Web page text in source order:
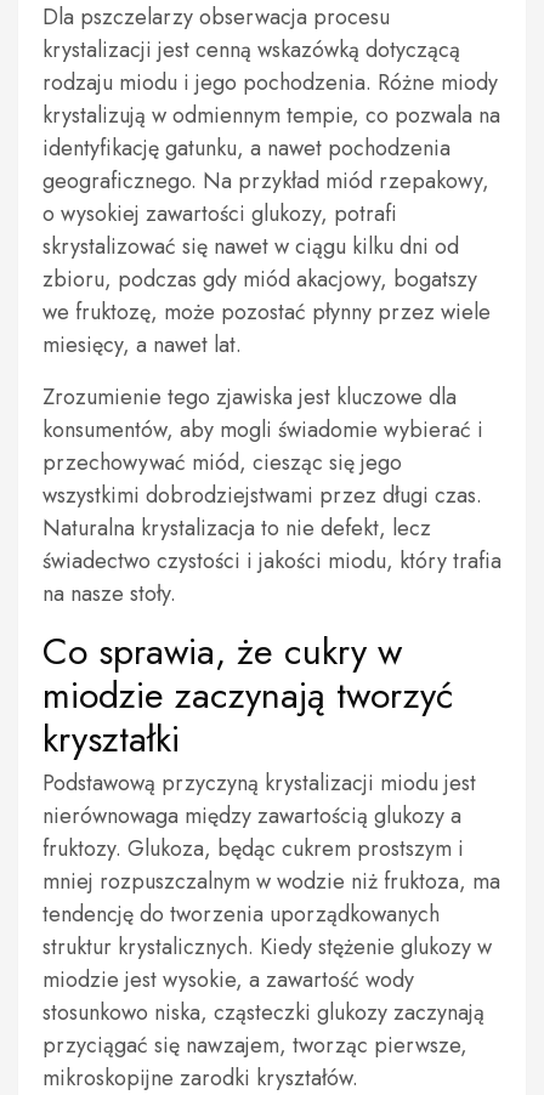
Dla pszczelarzy obserwacja procesu
krystalizacji jest cenną wskazówką dotyczącą
rodzaju miodu i jego pochodzenia. Różne miody
krystalizują w odmiennym tempie, co pozwala na
identyfikację gatunku, a nawet pochodzenia
geograficznego. Na przykład miód rzepakowy,
o wysokiej zawartości glukozy, potrafi
skrystalizować się nawet w ciągu kilku dni od
zbioru, podczas gdy miód akacjowy, bogatszy
we fruktozę, może pozostać płynny przez wiele
miesięcy, a nawet lat.
Zrozumienie tego zjawiska jest kluczowe dla
konsumentów, aby mogli świadomie wybierać i
przechowywać miód, ciesząc się jego
wszystkimi dobrodziejstwami przez długi czas.
Naturalna krystalizacja to nie defekt, lecz
świadectwo czystości i jakości miodu, który trafia
na nasze stoły.
Co sprawia, że cukry w
miodzie zaczynają tworzyć
kryształki
Podstawową przyczyną krystalizacji miodu jest
nierównowaga między zawartością glukozy a
fruktozy. Glukoza, będąc cukrem prostszym i
mniej rozpuszczalnym w wodzie niż fruktoza, ma
tendencję do tworzenia uporządkowanych
struktur krystalicznych. Kiedy stężenie glukozy w
miodzie jest wysokie, a zawartość wody
stosunkowo niska, cząsteczki glukozy zaczynają
przyciągać się nawzajem, tworząc pierwsze,
mikroskopijne zarodki kryształów.